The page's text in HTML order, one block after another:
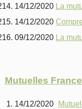
14/12/2020 La
14/12/2020
09/12/2020 La
Mutuelles
14/12/2020